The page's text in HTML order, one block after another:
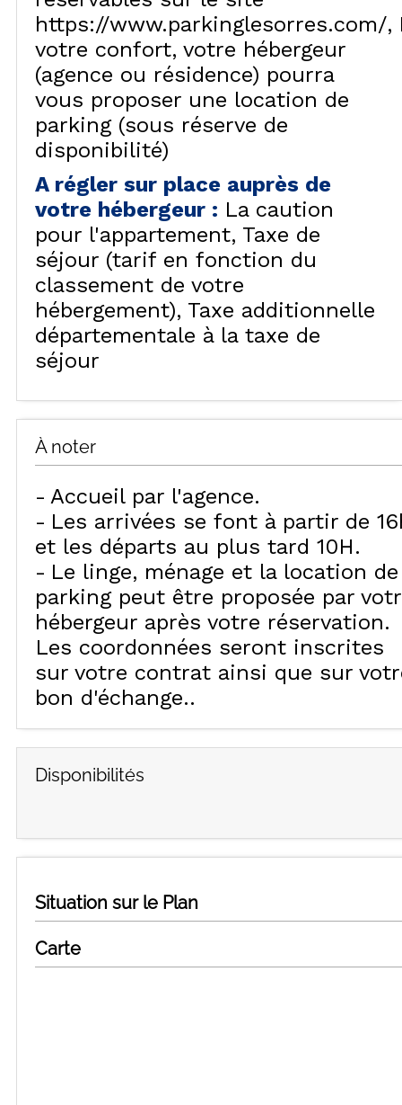
https://www.parkinglesorres.com/
votre confort, votre hébergeur
(agence ou résidence) pourra
vous proposer une location de
parking (sous réserve de
disponibilité)
A régler sur place auprès de
votre hébergeur : La caution
pour l'appartement Taxe de
séjour (tarif en fonction du
classement de votre
hébergement) Taxe additionnelle
départementale à la taxe de
séjour
À noter
Accueil par l'agence
Les arrivées se font à partir de
et les départs au plus tard 10H
Le linge, ménage et la location de
parking peut être proposée par
hébergeur après votre réservation.
Les coordonnées seront inscrites
sur votre contrat ainsi que sur
bon d'échange.
Disponibilités
Situation sur le Plan
Carte